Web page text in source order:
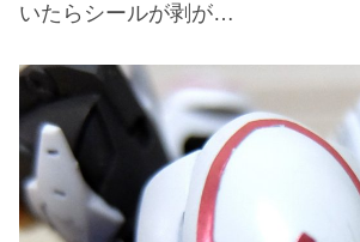
いたらシールが剥が…